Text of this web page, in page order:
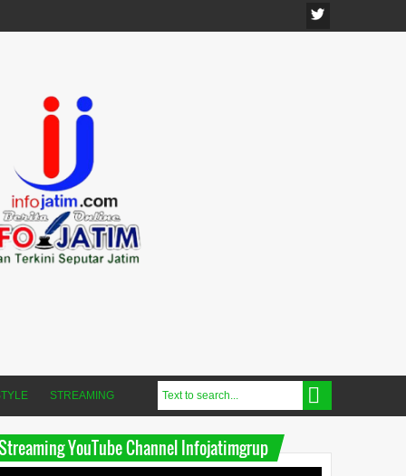
STREAMING
YouTube Channel Infojatimgrup